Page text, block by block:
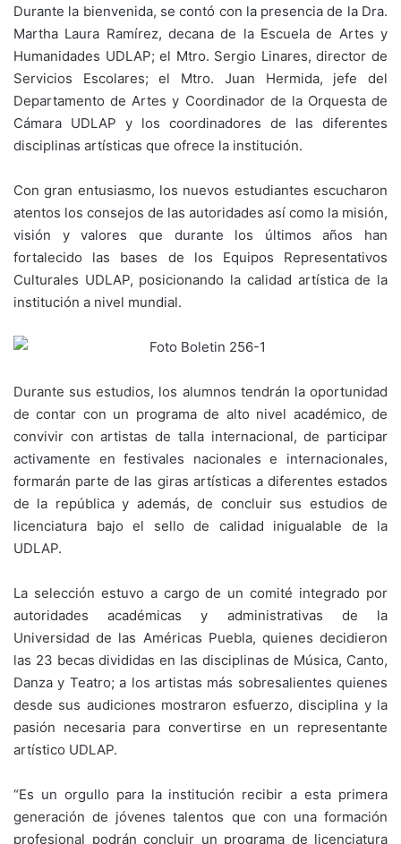
Durante la bienvenida, se contó con la presencia de la Dra.
Martha Laura Ramírez, decana de la Escuela de Artes y
Humanidades UDLAP; el Mtro. Sergio Linares, director de
Servicios Escolares; el Mtro. Juan Hermida, jefe del
Departamento de Artes y Coordinador de la Orquesta de
Cámara UDLAP y los coordinadores de las diferentes
disciplinas artísticas que ofrece la institución.
Con gran entusiasmo, los nuevos estudiantes escucharon
atentos los consejos de las autoridades así como la misión,
visión y valores que durante los últimos años han
fortalecido las bases de los Equipos Representativos
Culturales UDLAP, posicionando la calidad artística de la
institución a nivel mundial.
Durante sus estudios, los alumnos tendrán la oportunidad
de contar con un programa de alto nivel académico, de
convivir con artistas de talla internacional, de participar
activamente en festivales nacionales e internacionales,
formarán parte de las giras artísticas a diferentes estados
de la república y además, de concluir sus estudios de
licenciatura bajo el sello de calidad inigualable de la
UDLAP.
La selección estuvo a cargo de un comité integrado por
autoridades académicas y administrativas de la
Universidad de las Américas Puebla, quienes decidieron
las 23 becas divididas en las disciplinas de Música, Canto,
Danza y Teatro; a los artistas más sobresalientes quienes
desde sus audiciones mostraron esfuerzo, disciplina y la
pasión necesaria para convertirse en un representante
artístico UDLAP.
“Es un orgullo para la institución recibir a esta primera
generación de jóvenes talentos que con una formación
profesional podrán concluir un programa de licenciatura